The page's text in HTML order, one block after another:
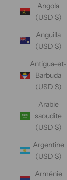
Angola
(USD $)
Anguilla
(USD $)
Antigua-et-
Barbuda
(USD $)
Arabie
saoudite
(USD $)
Argentine
(USD $)
Arménie